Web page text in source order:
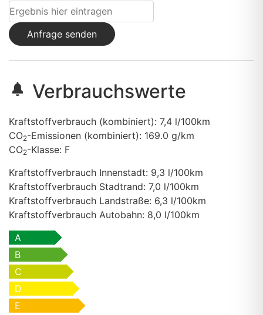
Anfrage senden
Verbrauchswerte
Kraftstoffverbrauch (kombiniert): 7,4 l/100km
CO2-Emissionen (kombiniert): 169.0 g/km
CO2-Klasse: F
Kraftstoffverbrauch Innenstadt: 9,3 l/100km
Kraftstoffverbrauch Stadtrand: 7,0 l/100km
Kraftstoffverbrauch Landstraße: 6,3 l/100km
Kraftstoffverbrauch Autobahn: 8,0 l/100km
A
B
C
D
E